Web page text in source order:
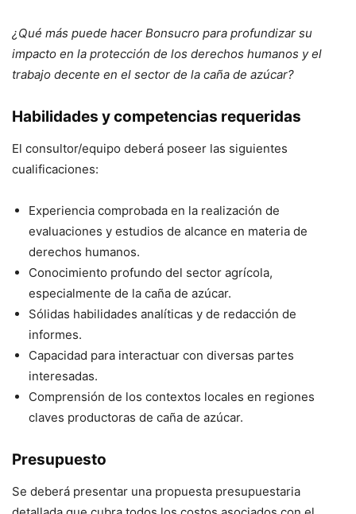
¿Qué más puede hacer Bonsucro para profundizar su
impacto en la protección de los derechos humanos y el
trabajo decente en el sector de la caña de azúcar?
Habilidades y competencias requeridas
El consultor/equipo deberá poseer las siguientes
cualificaciones:
Experiencia comprobada en la realización de
evaluaciones y estudios de alcance en materia de
derechos humanos.
Conocimiento profundo del sector agrícola,
especialmente de la caña de azúcar.
Sólidas habilidades analíticas y de redacción de
informes.
Capacidad para interactuar con diversas partes
interesadas.
Comprensión de los contextos locales en regiones
claves productoras de caña de azúcar.
Presupuesto
Se deberá presentar una propuesta presupuestaria